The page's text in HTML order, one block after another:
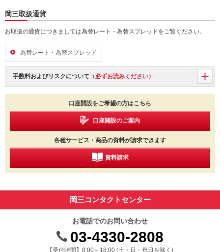
岡三取扱通貨
お取扱の通貨につきましては為替レート・為替スプレッドをご覧ください。
為替レート・為替スプレッド
手数料およびリスクについて （必ずお読みください）
口座開設をご希望の方はこちら
口座開設のご案内
各種サービス・商品の資料が請求できます
資料請求
岡三コンタクトセンター
お電話でのお問い合わせ
03-4330-2808
受付時間 8時から18時 ドニチシュクジツを除く
【受付時間】8:00～18:00 (土・日・祝日を除く)